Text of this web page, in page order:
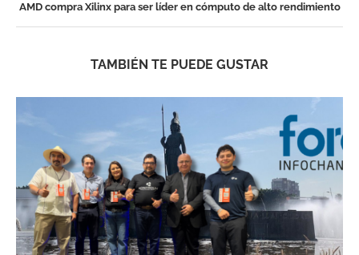
AMD compra Xilinx para ser líder en cómputo de alto rendimiento
TAMBIÉN TE PUEDE GUSTAR